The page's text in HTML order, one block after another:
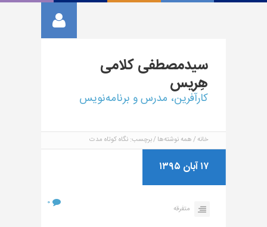
سیدمصطفیکلامی
هِریس
کارآفرین، مدرس و برنامه‌نویس
خانه همه نوشته‌ها برچسب: نگاه کوتاه مدت
۱۷ آبان ۱۳۹۵
متفرقه
۰